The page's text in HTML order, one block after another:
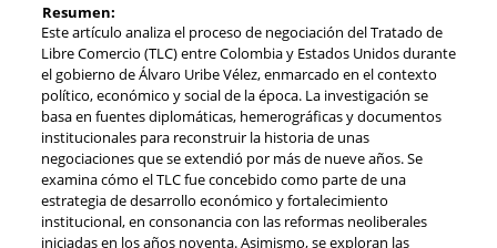
Resumen:
Este artículo analiza el proceso de negociación del Tratado de
Libre Comercio (TLC) entre Colombia y Estados Unidos durante
el gobierno de Álvaro Uribe Vélez, enmarcado en el contexto
político, económico y social de la época. La investigación se
basa en fuentes diplomáticas, hemerográficas y documentos
institucionales para reconstruir la historia de unas
negociaciones que se extendió por más de nueve años. Se
examina cómo el TLC fue concebido como parte de una
estrategia de desarrollo económico y fortalecimiento
institucional, en consonancia con las reformas neoliberales
iniciadas en los años noventa. Asimismo, se exploran las